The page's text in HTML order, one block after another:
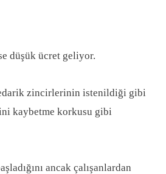
düşük ücret geliyor.
tedarik zincirlerinin istenildiği gibi
kaybetme korkusu gibi
ancak çalışanlardan